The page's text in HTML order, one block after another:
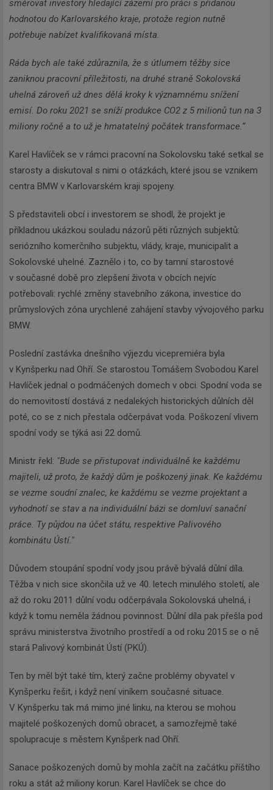
směrovat investory hledající zázemí pro práci s přidanou
hodnotou do Karlovarského kraje, protože region nutně
potřebuje nabízet kvalifikovaná místa.
Ráda bych ale také zdůraznila, že s útlumem těžby sice
zaniknou pracovní příležitosti, na druhé straně Sokolovská
uhelná zároveň už dnes dělá kroky k významnému snížení
emisí. Do roku 2021 se sníží produkce CO2 z 5 milionů tun na 3
miliony ročně a to už je hmatatelný počátek transformace.“
Karel Havlíček se v rámci pracovní na Sokolovsku také setkal se
starosty a diskutoval s nimi o otázkách, které jsou se vznikem
centra BMW v Karlovarském kraji spojeny.
S představiteli obcí i investorem se shodl, že projekt je
příkladnou ukázkou souladu názorů pěti různých subjektů:
seriózního komerčního subjektu, vlády, kraje, municipalit a
Sokolovské uhelné. Zaznělo i to, co by tamní starostové
v současné době pro zlepšení života v obcích nejvíc
potřebovali: rychlé změny stavebního zákona, investice do
průmyslových zóna urychlené zahájení stavby vývojového parku
BMW.
Poslední zastávka dnešního výjezdu vicepremiéra byla
v Kynšperku nad Ohří. Se starostou Tomášem Svobodou Karel
Havlíček jednal o podmáčených domech v obci. Spodní voda se
do nemovitostí dostává z nedalekých historických důlních děl
poté, co se z nich přestala odčerpávat voda. Poškození vlivem
spodní vody se týká asi 22 domů.
Ministr řekl: "Bude se přistupovat individuálně ke každému
majiteli, už proto, že každý dům je poškozený jinak. Ke každému
se vezme soudní znalec, ke každému se vezme projektant a
vyhodnotí se stav a na individuální bázi se domluví sanační
práce. Ty půjdou na účet státu, respektive Palivového
kombinátu Ústí."
Důvodem stoupání spodní vody jsou právě bývalá důlní díla.
Těžba v nich sice skončila už ve 40. letech minulého století, ale
až do roku 2011 důlní vodu odčerpávala Sokolovská uhelná, i
když k tomu neměla žádnou povinnost. Důlní díla pak přešla pod
správu ministerstva životního prostředí a od roku 2015 se o ně
stará Palivový kombinát Ústí (PKÚ).
Ten by měl být také tím, který začne problémy obyvatel v
Kynšperku řešit, i když není viníkem současné situace.
V Kynšperku tak má mimo jiné linku, na kterou se mohou
majitelé poškozených domů obracet, a samozřejmě také
spolupracuje s městem Kynšperk nad Ohří.
Sanace poškozených domů by mohla začít na začátku příštího
roku a stát až miliony korun. Karel Havlíček se chce do